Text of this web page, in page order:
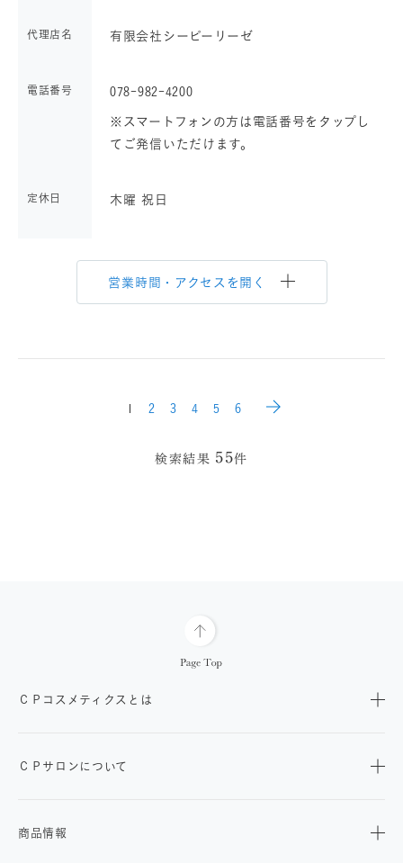
代理店名 有限会社シーピーリーゼ
電話番号 078-982-4200
※スマートフォンの方は電話番号をタップし
てご発信いただけます。
定休日 木曜 祝日
営業時間・アクセスを開く
検索結果 55件
1 2 3 4 5 6
ＣＰコスメティクスとは
ＣＰサロンについて
商品情報